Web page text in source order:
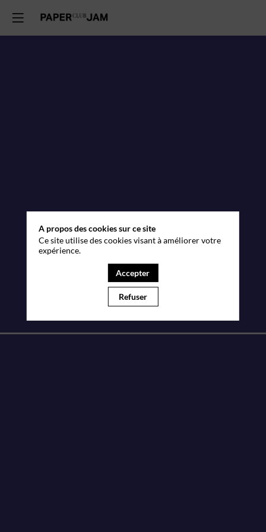
A propos des cookies sur ce site
Ce site utilise des cookies visant à améliorer votre
expérience.
Accepter
Refuser